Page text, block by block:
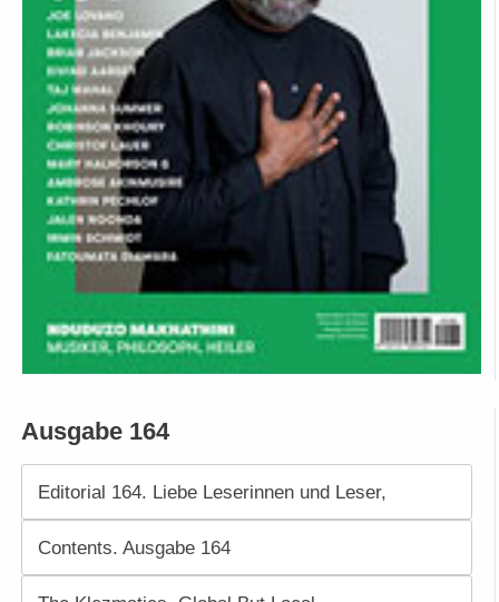
Ausgabe 164
Editorial 164. Liebe Leserinnen und Leser,
Contents. Ausgabe 164